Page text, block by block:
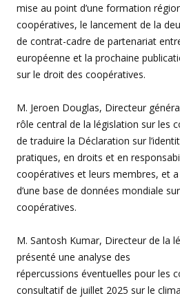
mise au point d’une formation
coopératives, le lancement de la
de contrat-cadre de partenariat entre
européenne et la prochaine
sur le droit des coopératives.
M. Jeroen Douglas, Directeur
rôle central de la législation sur les
de traduire la Déclaration sur
pratiques, en droits et en
coopératives et leurs membres, et
d’une base de données mondiale
coopératives.
M. Santosh Kumar, Directeur de la
présenté une analyse des
répercussions éventuelles pour les
consultatif de juillet 2025 sur le